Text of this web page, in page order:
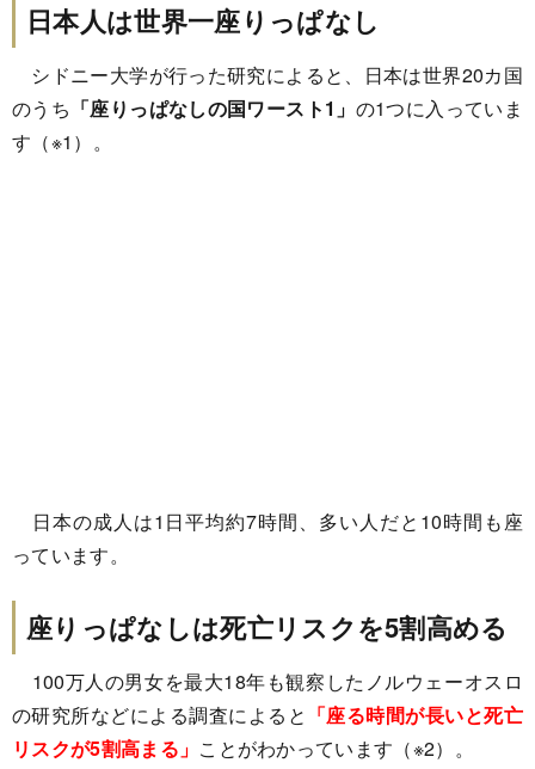
日本人は世界一座りっぱなし
シドニー大学が行った研究によると、日本は世界20カ国
のうち 「座りっぱなしの国ワースト1」 の1つに入っていま
す（※1）。
日本の成人は1日平均約7時間、多い人だと10時間も座
っています。
座りっぱなしは死亡リスクを5割高める
100万人の男女を最大18年も観察したノルウェーオスロ
の研究所などによる調査によると 「座る時間が長いと死亡
リスクが5割高まる」 ことがわかっています（※2）。